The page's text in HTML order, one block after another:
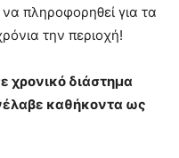
πληροφορηθεί για τα
την περιοχή!
χρονικό διάστημα
καθήκοντα ως